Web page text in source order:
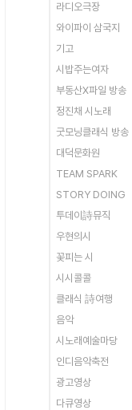
라디오극장
와이파이 삼국지
기고
시밥주는여자
부동산X파일 방송
정진채 시노래
굿모닝클래식 방송
대덕문화원
TEAM SPARK
STORY DOING
투데이詩뮤직
우현의시
꽃피는 시
시시콜콜
클래식 詩여행
음악
시노래예술마당
인디음악축전
광고영상
다큐영상